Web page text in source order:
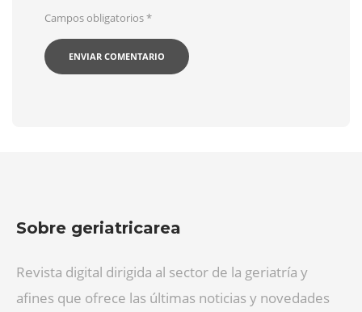
Campos obligatorios*
Sobre geriatricarea
Revista digital dirigida al sector de la geriatría y
afines que ofrece las últimas noticias y novedades